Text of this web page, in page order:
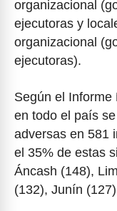
organizacional
ejecutoras y
organizacional
ejecutoras).
Según el Informe
en todo el país
adversas en 581
el 35% de estas
Áncash (148),
(132), Junín